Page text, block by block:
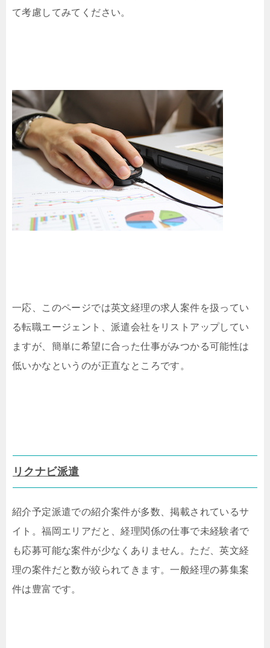
て考慮してみてください。
一応、このページでは英文経理の求人案件を扱ってい
る転職エージェント、派遣会社をリストアップしてい
ますが、簡単に希望に合った仕事がみつかる可能性は
低いかなというのが正直なところです。
リクナビ派遣
紹介予定派遣での紹介案件が多数、掲載されているサ
イト。福岡エリアだと、経理関係の仕事で未経験者で
も応募可能な案件が少なくありません。ただ、英文経
理の案件だと数が絞られてきます。一般経理の募集案
件は豊富です。